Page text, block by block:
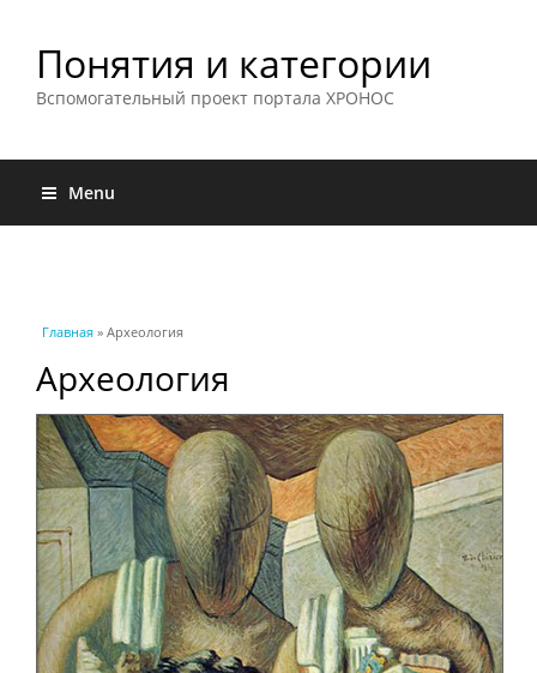
Понятия и категории
Вспомогательный проект портала ХРОНОС
Menu
Вы здесь
Главная » Археология
Археология